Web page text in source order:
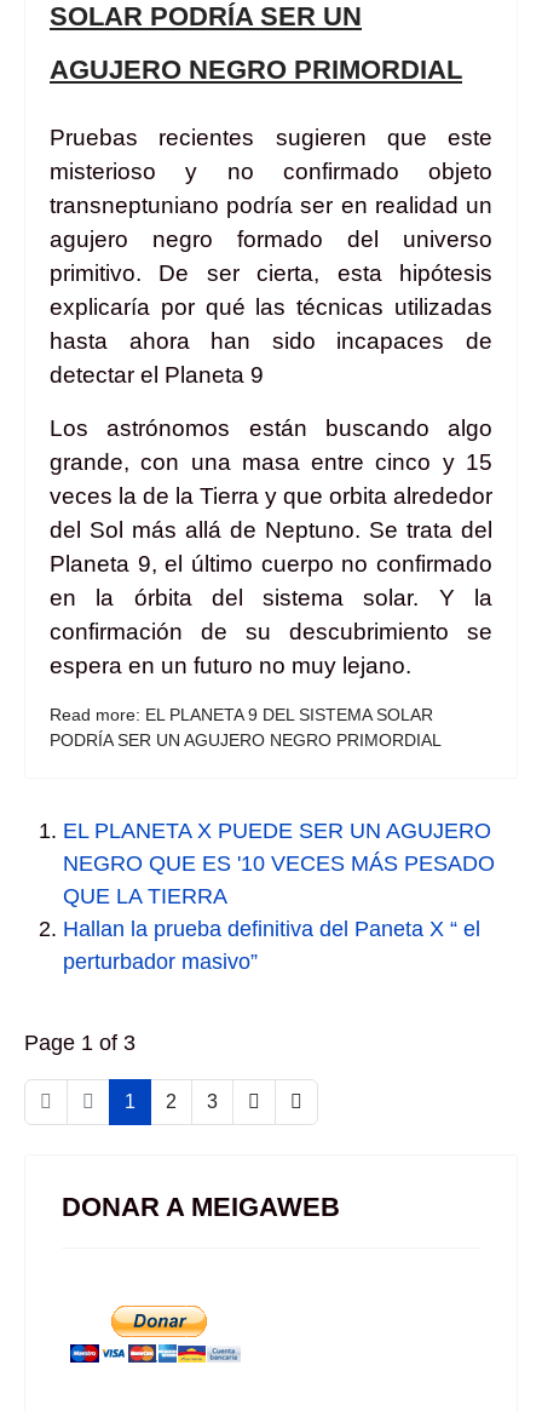
SOLAR PODRÍA SER UN
AGUJERO NEGRO PRIMORDIAL
Pruebas recientes sugieren que este
misterioso y no confirmado objeto
transneptuniano podría ser en realidad un
agujero negro formado del universo
primitivo. De ser cierta, esta hipótesis
explicaría por qué las técnicas utilizadas
hasta ahora han sido incapaces de
detectar el Planeta 9
Los astrónomos están buscando algo
grande, con una masa entre cinco y 15
veces la de la Tierra y que orbita alrededor
del Sol más allá de Neptuno. Se trata del
Planeta 9, el último cuerpo no confirmado
en la órbita del sistema solar. Y la
confirmación de su descubrimiento se
espera en un futuro no muy lejano.
Read more: EL PLANETA 9 DEL SISTEMA SOLAR
PODRÍA SER UN AGUJERO NEGRO PRIMORDIAL
EL PLANETA X PUEDE SER UN AGUJERO
NEGRO QUE ES '10 VECES MÁS PESADO
QUE LA TIERRA
Hallan la prueba definitiva del Paneta X “ el
perturbador masivo”
Page 1 of 3
1 2 3
DONAR A MEIGAWEB